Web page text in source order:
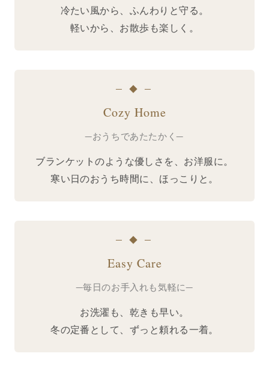
冷たい風から、ふんわりと守る。
軽いから、お散歩も楽しく。
─ ◆ ─
Cozy Home
─おうちであたたかく─
ブランケットのような優しさを、お洋服に。
寒い日のおうち時間に、ほっこりと。
─ ◆ ─
Easy Care
─毎日のお手入れも気軽に─
お洗濯も、乾きも早い。
冬の定番として、ずっと頼れる一着。